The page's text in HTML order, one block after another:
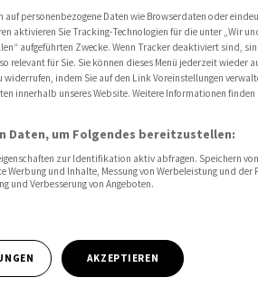
auf personenbezogene Daten wie Browserdaten oder
aktivieren Sie Tracking-Technologien für die unter „Wir
aufgeführten Zwecke. Wenn Tracker deaktiviert sind,
relevant für Sie. Sie können dieses Menü jederzeit wieder
indem Sie auf den Link Voreinstellungen
innerhalb unseres Website. Weitere Informationen finden
Daten, um Folgendes bereitzustellen:
zur Identifikation aktiv abfragen. Speichern
und Inhalte, Messung von Werbeleistung und der
und Verbesserung von Angeboten.
AKZEPTIEREN